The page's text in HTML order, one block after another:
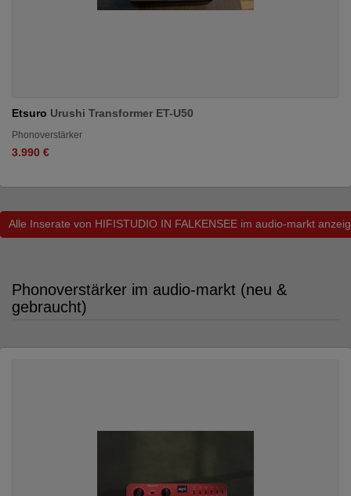
Etsuro Urushi Transformer ET-U50
Phonoverstärker
3.990 €
Alle Inserate von HIFISTUDIO IN FALKENSEE im audio-markt
Phonoverstärker im audio-markt (neu &
gebraucht)